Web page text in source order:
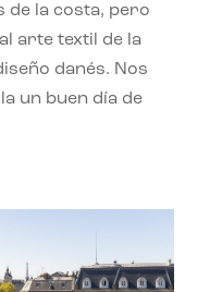
de la costa, pero
arte textil de la
danés. Nos
un buen día de